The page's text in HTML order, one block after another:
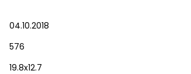
04.10.2018
576
19.8x12.7